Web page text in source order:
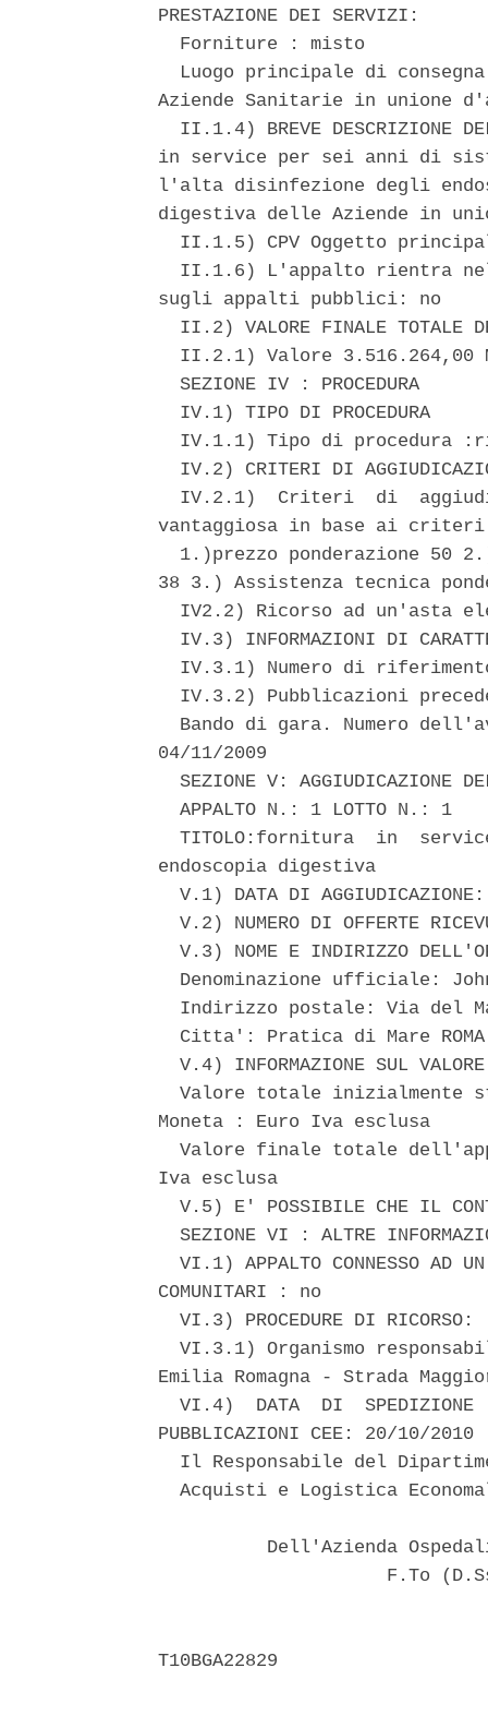
PRESTAZIONE DEI SERVIZI:
  Forniture : misto
Luogo principale di
Aziende Sanitarie in unione
II.1.4) BREVE DESCRIZIONE
in service per sei anni di
l'alta disinfezione degli
digestiva delle Aziende in
II.1.5) CPV Oggetto
II.1.6) L'appalto rientra
sugli appalti pubblici: no
II.2) VALORE FINALE TOTALE
II.2.1) Valore
  SEZIONE IV : PROCEDURA
  IV.1) TIPO DI PROCEDURA
IV.1.1) Tipo di procedura
IV.2) CRITERI DI
IV.2.1)  Criteri  di
vantaggiosa in base ai
1.)prezzo ponderazione 50
38 3.) Assistenza tecnica
IV2.2) Ricorso ad un'asta
IV.3) INFORMAZIONI DI
IV.3.1) Numero di
IV.3.2) Pubblicazioni
Bando di gara. Numero
04/11/2009
SEZIONE V: AGGIUDICAZIONE
  APPALTO N.: 1 LOTTO N.: 1
TITOLO:fornitura  in
endoscopia digestiva
V.1) DATA DI
V.2) NUMERO DI OFFERTE
V.3) NOME E INDIRIZZO
Denominazione ufficiale:
Indirizzo postale: Via del
Citta': Pratica di Mare
V.4) INFORMAZIONE SUL
Valore totale inizialmente
Moneta : Euro Iva esclusa
Valore finale totale
Iva esclusa
V.5) E' POSSIBILE CHE IL
SEZIONE VI : ALTRE
VI.1) APPALTO CONNESSO AD
COMUNITARI : no
  VI.3) PROCEDURE DI RICORSO:
VI.3.1) Organismo
Emilia Romagna - Strada
VI.4)  DATA  DI  SPEDIZIONE
PUBBLICAZIONI CEE: 20/10/2010
Il Responsabile del
Acquisti e Logistica
Dell'Azienda
F.To